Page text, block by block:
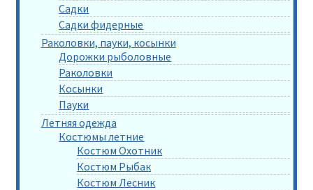
Садки
Садки фидерные
Раколовки, пауки, косынки
Дорожки рыболовные
Раколовки
Косынки
Пауки
Летняя одежда
Костюмы летние
Костюм Охотник
Костюм Рыбак
Костюм Лесник